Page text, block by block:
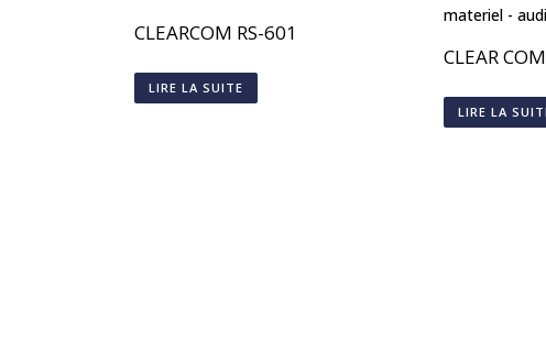
CLEARCOM RS-601
LIRE LA SUITE
CLEAR
LIRE LA